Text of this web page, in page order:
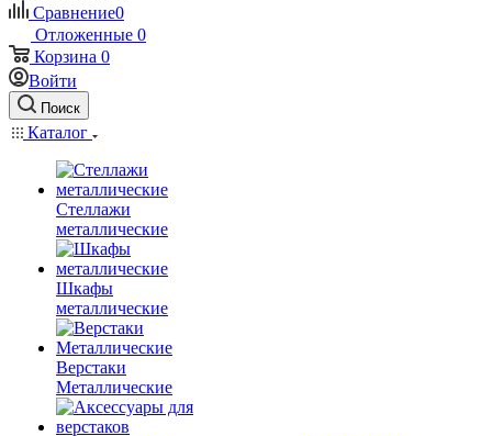
Сравнение0
Отложенные 0
Корзина 0
Войти
Поиск
Каталог
Стеллажи
металлические
Шкафы
металлические
Верстаки
Металлические